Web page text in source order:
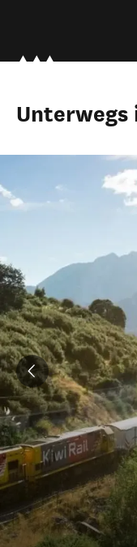
Unterwegs